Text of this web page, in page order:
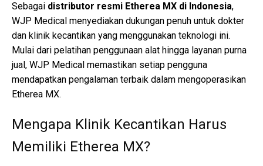
Sebagai distributor resmi Etherea MX di Indonesia,
WJP Medical menyediakan dukungan penuh untuk dokter
dan klinik kecantikan yang menggunakan teknologi ini.
Mulai dari pelatihan penggunaan alat hingga layanan purna
jual, WJP Medical memastikan setiap pengguna
mendapatkan pengalaman terbaik dalam mengoperasikan
Etherea MX.
Mengapa Klinik Kecantikan Harus
Memiliki Etherea MX?